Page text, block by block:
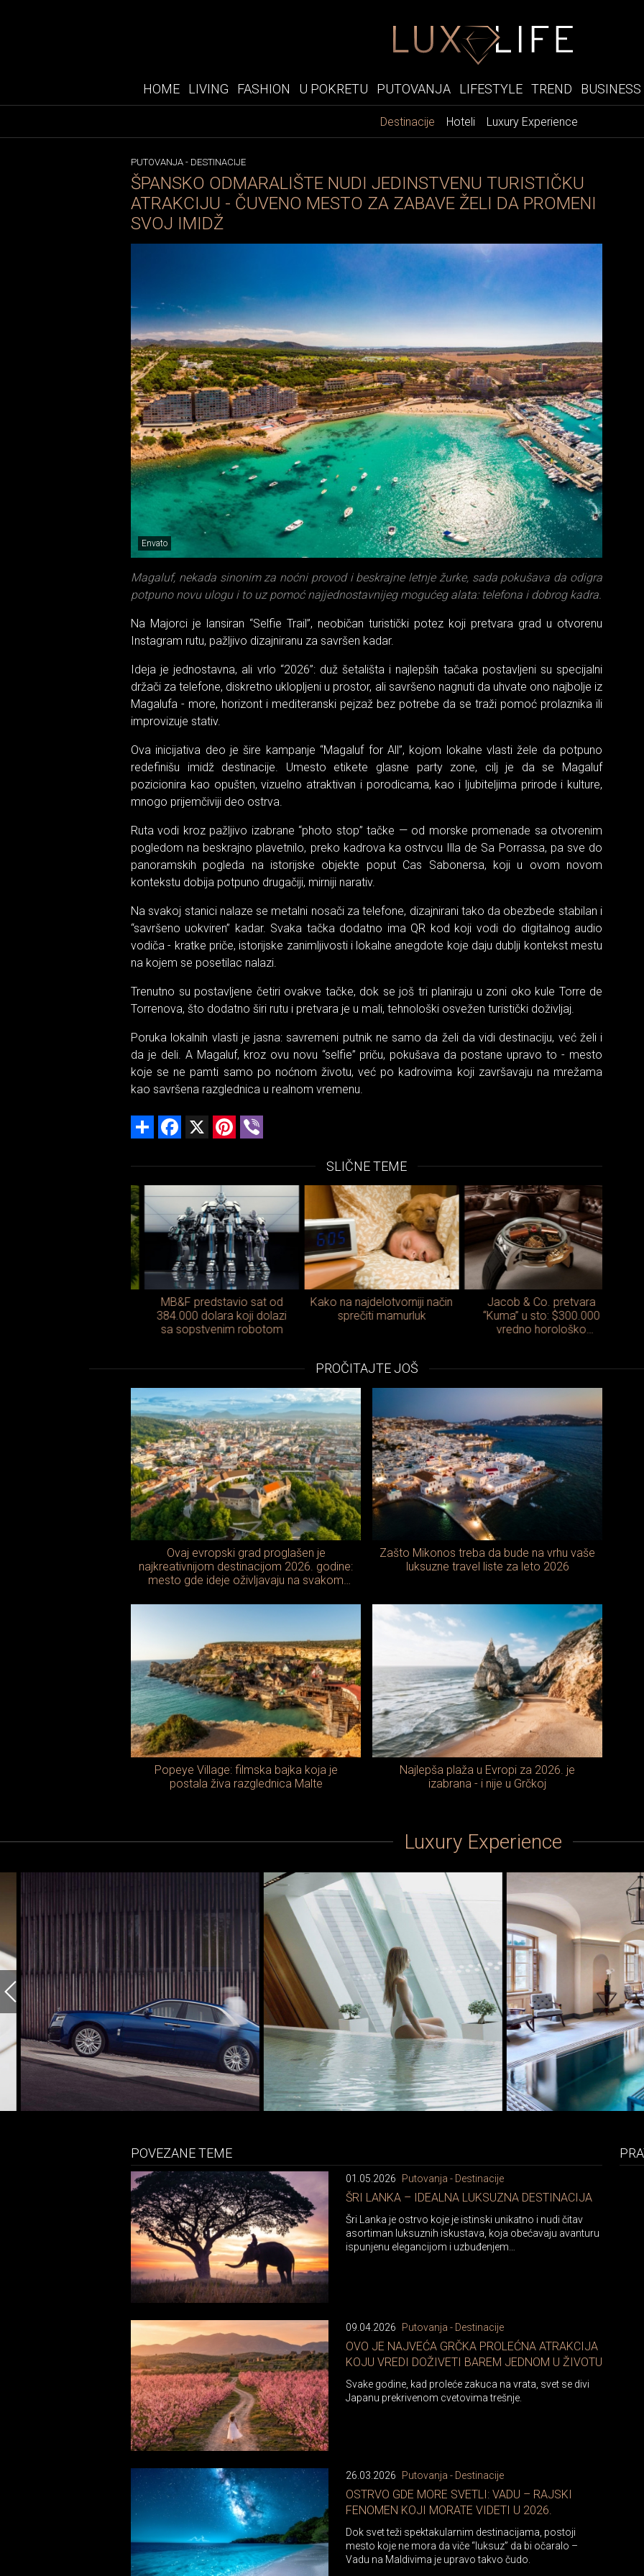
HOME LIVING FASHION U POKRETU PUTOVANJA LIFESTYLE TREND BUSINESS
Destinacije Hoteli Luxury Experience
PUTOVANJA - DESTINACIJE
ŠPANSKO ODMARALIŠTE NUDI JEDINSTVENU TURISTIČKU
ATRAKCIJU - ČUVENO MESTO ZA ZABAVE ŽELI DA PROMENI
SVOJ IMIDŽ
Envato
Magaluf, nekada sinonim za noćni provod i beskrajne letnje žurke, sada pokušava da odigra
potpuno novu ulogu i to uz pomoć najjednostavnijeg mogućeg alata: telefona i dobrog kadra.
Na Majorci je lansiran “Selfie Trail”, neobičan turistički potez koji pretvara grad u otvorenu
Instagram rutu, pažljivo dizajniranu za savršen kadar.
Ideja je jednostavna, ali vrlo “2026”: duž šetališta i najlepših tačaka postavljeni su specijalni
držači za telefone, diskretno uklopljeni u prostor, ali savršeno nagnuti da uhvate ono najbolje iz
Magalufa - more, horizont i mediteranski pejzaž bez potrebe da se traži pomoć prolaznika ili
improvizuje stativ.
Ova inicijativa deo je šire kampanje “Magaluf for All”, kojom lokalne vlasti žele da potpuno
redefinišu imidž destinacije. Umesto etikete glasne party zone, cilj je da se Magaluf
pozicionira kao opušten, vizuelno atraktivan i porodicama, kao i ljubiteljima prirode i kulture,
mnogo prijemčiviji deo ostrva.
Ruta vodi kroz pažljivo izabrane “photo stop” tačke — od morske promenade sa otvorenim
pogledom na beskrajno plavetnilo, preko kadrova ka ostrvcu Illa de Sa Porrassa, pa sve do
panoramskih pogleda na istorijske objekte poput Cas Sabonersa, koji u ovom novom
kontekstu dobija potpuno drugačiji, mirniji narativ.
Na svakoj stanici nalaze se metalni nosači za telefone, dizajnirani tako da obezbede stabilan i
“savršeno uokviren” kadar. Svaka tačka dodatno ima QR kod koji vodi do digitalnog audio
vodiča - kratke priče, istorijske zanimljivosti i lokalne anegdote koje daju dublji kontekst mestu
na kojem se posetilac nalazi.
Trenutno su postavljene četiri ovakve tačke, dok se još tri planiraju u zoni oko kule Torre de
Torrenova, što dodatno širi rutu i pretvara je u mali, tehnološki osvežen turistički doživljaj.
Poruka lokalnih vlasti je jasna: savremeni putnik ne samo da želi da vidi destinaciju, već želi i
da je deli. A Magaluf, kroz ovu novu “selfie” priču, pokušava da postane upravo to - mesto
koje se ne pamti samo po noćnom životu, već po kadrovima koji završavaju na mrežama
kao savršena razglednica u realnom vremenu.
Share Facebook Pinterest
SLIČNE TEME
MB&F predstavio sat od
384.000 dolara koji dolazi
sa sopstvenim robotom
Kako na najdelotvorniji način
sprečiti mamurluk
Jacob & Co. pretvara
“Kuma” u sto: $300.000
vredno horološko
PROČITAJTE JOŠ
Ovaj evropski grad proglašen je
najkreativnijom destinacijom 2026. godine:
mesto gde ideje oživljavaju na svakom
Zašto Mikonos treba da bude na vrhu vaše
luksuzne travel liste za leto 2026
Popeye Village: filmska bajka koja je
postala živa razglednica Malte
Najlepša plaža u Evropi za 2026. je
izabrana - i nije u Grčkoj
Luxury Experience
POVEZANE TEME
01.05.2026 Putovanja - Destinacije
ŠRI LANKA – IDEALNA LUKSUZNA DESTINACIJA
Šri Lanka je ostrvo koje je istinski unikatno i nudi čitav
asortiman luksuznih iskustava, koja obećavaju avanturu
ispunjenu elegancijom i uzbuđenjem…
09.04.2026 Putovanja - Destinacije
OVO JE NAJVEĆA GRČKA PROLEĆNA ATRAKCIJA
KOJU VREDI DOŽIVETI BAREM JEDNOM U ŽIVOTU
Svake godine, kad proleće zakuca na vrata, svet se divi
Japanu prekrivenom cvetovima trešnje.
26.03.2026 Putovanja - Destinacije
OSTRVO GDE MORE SVETLI: VADU – RAJSKI
FENOMEN KOJI MORATE VIDETI U 2026.
Dok svet teži spektakularnim destinacijama, postoji
mesto koje ne mora da viče “luksuz” da bi očaralo –
Vadu na Maldivima je upravo takvo čudo.